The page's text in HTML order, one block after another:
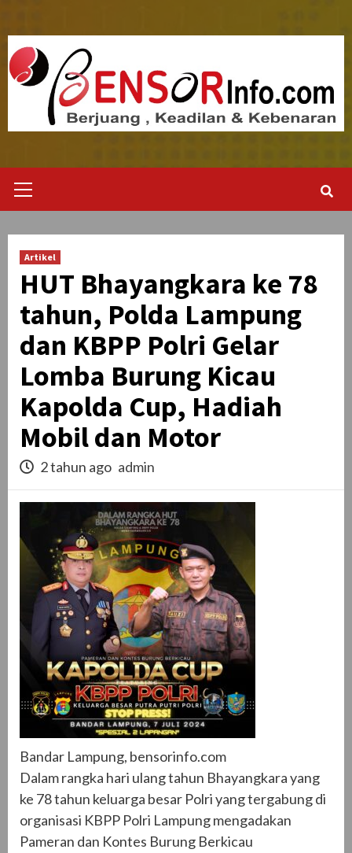
content
Menu
Artikel
HUT Bhayangkara ke 78
tahun, Polda Lampung
dan KBPP Polri Gelar
Lomba Burung Kicau
Kapolda Cup, Hadiah
Mobil dan Motor
2 tahun ago admin
Bandar Lampung, bensorinfo.com
Dalam rangka hari ulang tahun Bhayangkara yang
ke 78 tahun keluarga besar Polri yang tergabung di
organisasi KBPP Polri Lampung mengadakan
Pameran dan Kontes Burung Berkicau